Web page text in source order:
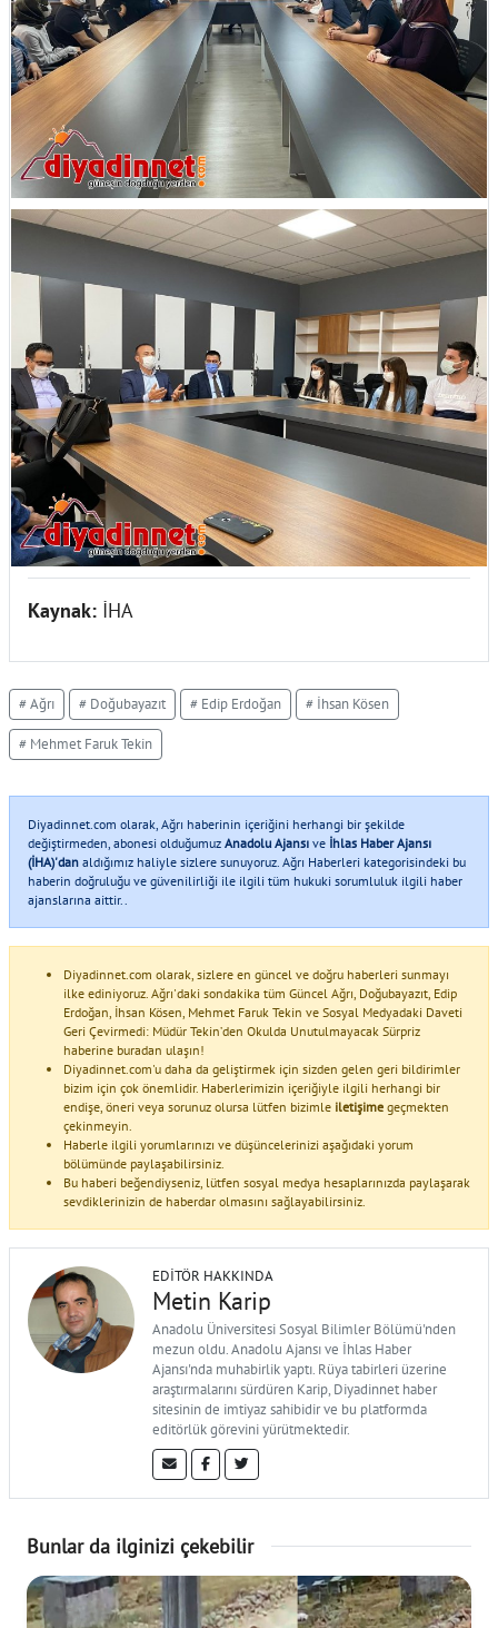
Kaynak: İHA
# Ağrı # Doğubayazıt # Edip Erdoğan # İhsan Kösen
# Mehmet Faruk Tekin
Diyadinnet.com olarak, Ağrı haberinin içeriğini herhangi bir şekilde
değiştirmeden, abonesi olduğumuz Anadolu Ajansı ve İhlas Haber Ajansı
(İHA)'dan aldığımız haliyle sizlere sunuyoruz. Ağrı Haberleri kategorisindeki bu
haberin doğruluğu ve güvenilirliği ile ilgili tüm hukuki sorumluluk ilgili haber
ajanslarına aittir..
Diyadinnet.com olarak, sizlere en güncel ve doğru haberleri sunmayı
ilke ediniyoruz. Ağrı'daki sondakika tüm Güncel Ağrı, Doğubayazıt, Edip
Erdoğan, İhsan Kösen, Mehmet Faruk Tekin ve Sosyal Medyadaki Daveti
Geri Çevirmedi: Müdür Tekin’den Okulda Unutulmayacak Sürpriz
haberine buradan ulaşın!
Diyadinnet.com'u daha da geliştirmek için sizden gelen geri bildirimler
bizim için çok önemlidir. Haberlerimizin içeriğiyle ilgili herhangi bir
endişe, öneri veya sorunuz olursa lütfen bizimle iletişime geçmekten
çekinmeyin.
Haberle ilgili yorumlarınızı ve düşüncelerinizi aşağıdaki yorum
bölümünde paylaşabilirsiniz.
Bu haberi beğendiyseniz, lütfen sosyal medya hesaplarınızda paylaşarak
sevdiklerinizin de haberdar olmasını sağlayabilirsiniz.
EDITÖR HAKKINDA
Metin Karip
Anadolu Üniversitesi Sosyal Bilimler Bölümü'nden
mezun oldu. Anadolu Ajansı ve İhlas Haber
Ajansı'nda muhabirlik yaptı. Rüya tabirleri üzerine
araştırmalarını sürdüren Karip, Diyadinnet haber
sitesinin de imtiyaz sahibidir ve bu platformda
editörlük görevini yürütmektedir.
Bunlar da ilginizi çekebilir